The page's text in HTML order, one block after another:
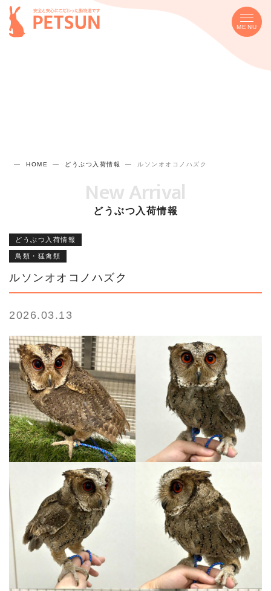
MENU
HOME どうぶつ入荷情報 ルソンオオコノハズク
New Arrival
どうぶつ入荷情報
どうぶつ入荷情報
鳥類・猛禽類
ルソンオオコノハズク
2026.03.13